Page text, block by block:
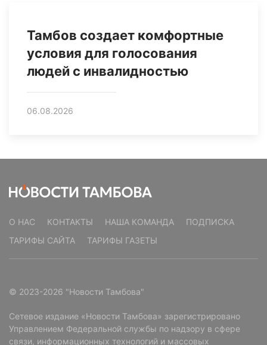
Тамбов создает комфортные
условия для голосования
людей с инвалидностью
06.08.2026
О НАС КОНТАКТЫ НАША КОМАНДА
ПОДПИСКА
ТАРИФЫ САЙТА
ТАРИФЫ ГАЗЕТЫ
© 2023-2026 "Новости Тамбова"
Сетевое издание «Новости Тамбова» зарегистрировано
Управлением Федеральной службы по надзору в сфере
связи, информационных технологий и массовых